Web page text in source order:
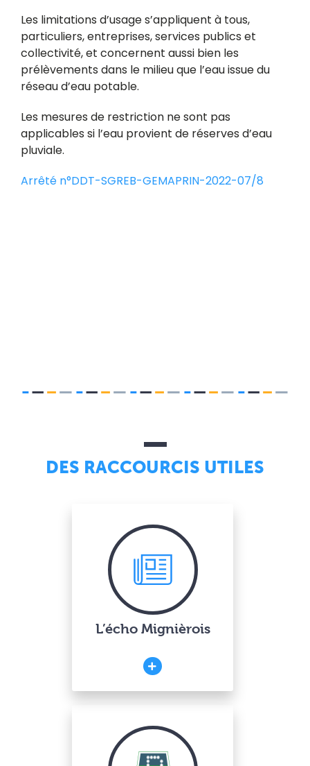
Les limitations d’usage s’appliquent à tous,
particuliers, entreprises, services publics et
collectivité, et concernent aussi bien les
prélèvements dans le milieu que l’eau issue du
réseau d’eau potable.
Les mesures de restriction ne sont pas
applicables si l’eau provient de réserves d’eau
pluviale.
Arrêté n°DDT-SGREB-GEMAPRIN-2022-07/8
DES RACCOURCIS UTILES
L’écho Mignièrois